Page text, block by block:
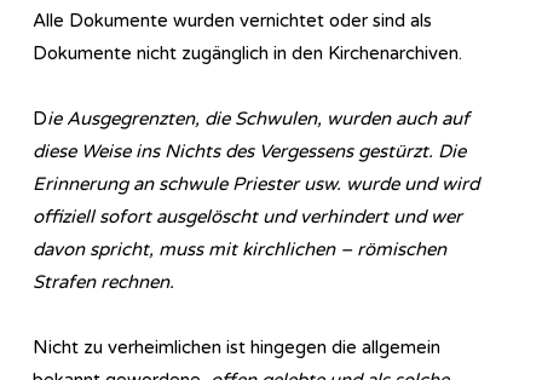
Alle Dokumente wurden vernichtet oder sind als
Dokumente nicht zugänglich in den Kirchenarchiven.
Die Ausgegrenzten, die Schwulen, wurden auch auf
diese Weise ins Nichts des Vergessens gestürzt. Die
Erinnerung an schwule Priester usw. wurde und wird
offiziell sofort ausgelöscht und verhindert und wer
davon spricht, muss mit kirchlichen – römischen
Strafen rechnen.
Nicht zu verheimlichen ist hingegen die allgemein